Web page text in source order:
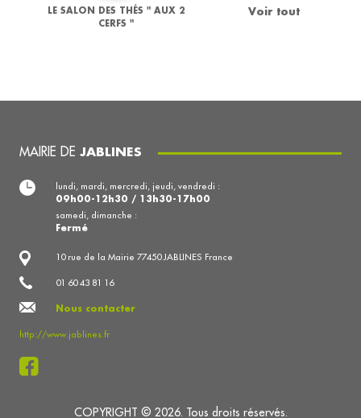
LE SALON DES THÉS " AUX 2
CERFS "
Voir tout
MAIRIE DE JABLINES
10 rue de la Mairie 77450 JABLINES France
01 60 43 81 16
Nous contacter
http://www.jablines.fr
lundi, mardi, mercredi, jeudi, vendredi :
09h00-12h30 / 13h30-17h00
samedi, dimanche :
Fermé
COPYRIGHT © 2026. Tous droits réservés.